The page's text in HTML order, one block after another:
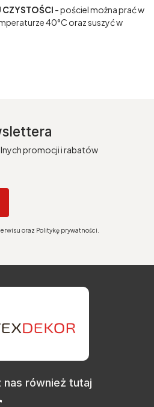
CZYSTOŚCI - pościel można prać w
40°C oraz suszyć w
promocji i rabatów
oraz Politykę prywatności.
nas również tutaj